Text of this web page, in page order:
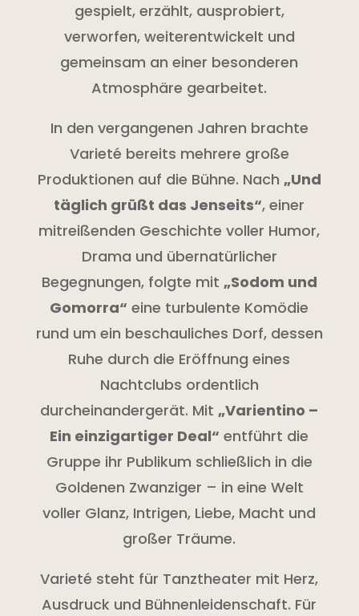
gespielt, erzählt, ausprobiert,
verworfen, weiterentwickelt und
gemeinsam an einer besonderen
Atmosphäre gearbeitet.
In den vergangenen Jahren brachte
Varieté bereits mehrere große
Produktionen auf die Bühne. Nach „Und
täglich grüßt das Jenseits“, einer
mitreißenden Geschichte voller Humor,
Drama und übernatürlicher
Begegnungen, folgte mit „Sodom und
Gomorra“ eine turbulente Komödie
rund um ein beschauliches Dorf, dessen
Ruhe durch die Eröffnung eines
Nachtclubs ordentlich
durcheinandergerät. Mit„Varientino –
Ein einzigartiger Deal“ entführt die
Gruppe ihr Publikum schließlich in die
Goldenen Zwanziger – in eine Welt
voller Glanz, Intrigen, Liebe, Macht und
großer Träume.
Varieté steht für Tanztheater mit Herz,
Ausdruck und Bühnenleidenschaft. Für